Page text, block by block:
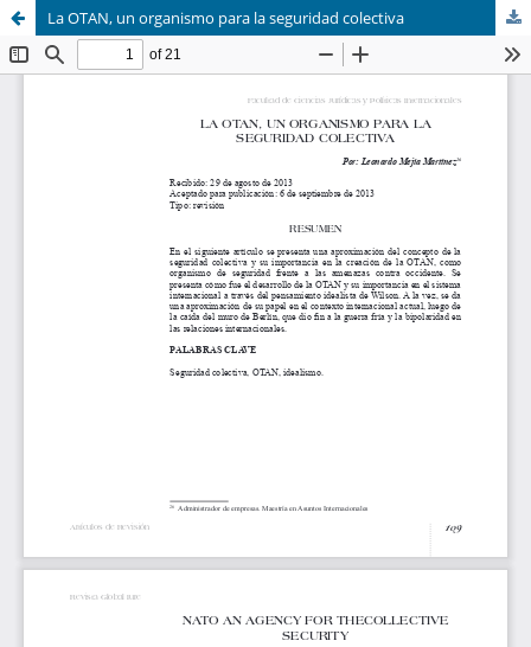
La OTAN, un organismo para la seguridad colectiva